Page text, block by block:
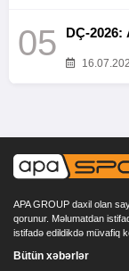
05 DÇ-
APA GROUP daxil olan
qorunur. Məlumatdan
istifadə edildikdə müvafiq
Bütün xəbərlər